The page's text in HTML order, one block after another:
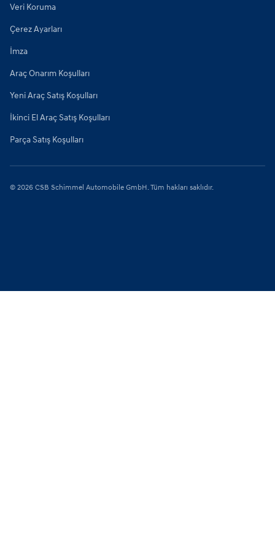
Veri Koruma
Çerez Ayarları
İmza
Araç Onarım Koşulları
Yeni Araç Satış Koşulları
İkinci El Araç Satış Koşulları
Parça Satış Koşulları
© 2026 CSB Schimmel Automobile GmbH. Tüm hakları saklıdır.